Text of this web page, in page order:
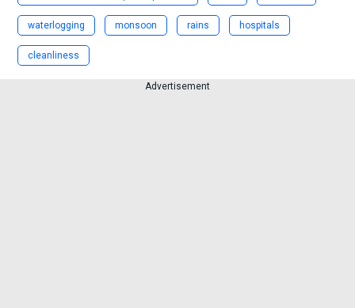
waterlogging monsoon rains hospitals
cleanliness
Advertisement